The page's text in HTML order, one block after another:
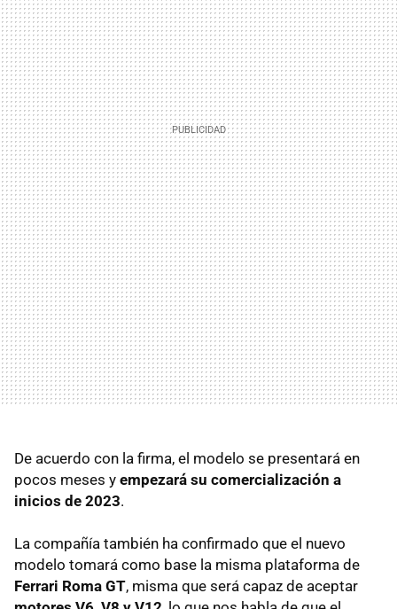
De acuerdo con la firma, el modelo se presentará en
pocos meses y empezará su comercialización a
inicios de 2023.
La compañía también ha confirmado que el nuevo
modelo tomará como base la misma plataforma de
Ferrari Roma GT, misma que será capaz de aceptar